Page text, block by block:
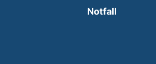
link, opens in a new window)
Notfall